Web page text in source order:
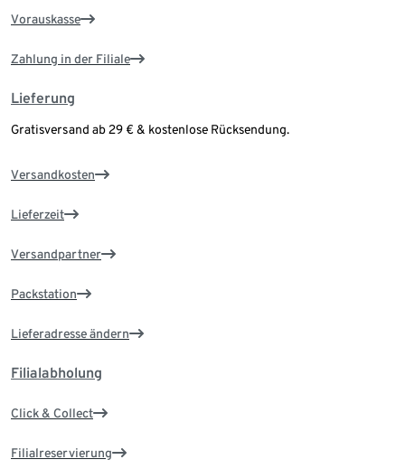
Vorauskasse
Zahlung in der Filiale
Lieferung
Gratisversand ab 29 € & kostenlose Rücksendung.
Versandkosten
Lieferzeit
Versandpartner
Packstation
Lieferadresse ändern
Filialabholung
Click & Collect
Filialreservierung